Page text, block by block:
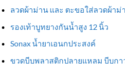
ลวดผ้าม่าน และ ตะขอใส่ลวดผ้าม่
รองเท้าบูทยางกันน้ำสูง 12 นิ้ว
Sonax น้ำยาเอนกประสงค์
ขวดบีบพลาสติกปลายแหลม บีบก